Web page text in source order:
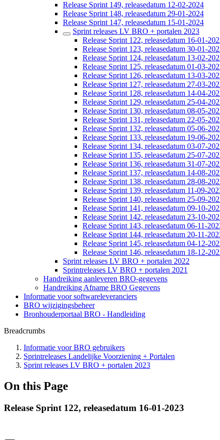
Release Sprint 149, releasedatum 12-02-2024
Release Sprint 148, releasedatum 29-01-2024
Release Sprint 147, releasedatum 15-01-2024
Sprint releases LV BRO + portalen 2023
Release Sprint 122, releasedatum 16-01-
Release Sprint 123, releasedatum 30-01-
Release Sprint 124, releasedatum 13-02-
Release Sprint 125, releasedatum 01-03-
Release Sprint 126, releasedatum 13-03-
Release Sprint 127, releasedatum 27-03-
Release Sprint 128, releasedatum 14-04-
Release Sprint 129, releasedatum 25-04-
Release Sprint 130, releasedatum 08-05-
Release Sprint 131, releasedatum 22-05-
Release Sprint 132, releasedatum 05-06-
Release Sprint 133, releasedatum 19-06-
Release Sprint 134, releasedatum 03-07-
Release Sprint 135, releasedatum 25-07-
Release Sprint 136, releasedatum 31-07-
Release Sprint 137, releasedatum 14-08-
Release Sprint 138, releasedatum 28-08-
Release Sprint 139, releasedatum 11-09-
Release Sprint 140, releasedatum 25-09-
Release Sprint 141, releasedatum 09-10-
Release Sprint 142, releasedatum 23-10-
Release Sprint 143, releasedatum 06-11-
Release Sprint 144, releasedatum 20-11-
Release Sprint 145, releasedatum 04-12-
Release Sprint 146, releasedatum 18-12-
Sprint releases LV BRO + portalen 2022
Sprintreleases LV BRO + portalen 2021
Handreiking aanleveren BRO-gegevens
Handreiking Afname BRO Gegevens
Informatie voor softwareleveranciers
BRO wijzigingsbeheer
Bronhouderportaal BRO - Handleiding
Breadcrumbs
Informatie voor BRO gebruikers
Sprintreleases Landelijke Voorziening + Portalen
Sprint releases LV BRO + portalen 2023
On this Page
Release Sprint 122, releasedatum 16-01-2023